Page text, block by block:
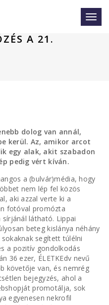
– AVAGY
A 21.
dolog van annál,
kerül. Az, amikor arcot
egy alak, akit szabadon
pedig vért kíván.
a (bulvár)média, hogy
nem lép fel közös
aki azzal verte ki a
fotóval promózta
látható. Lippai
beteg kislánya néhány
segített túlélni
a pozitív gondolkodás
36 ezer, ÉLETKEdv nevű
követője van, és nemrég
bejegyzés, ahol a
promotálja, sok
egyenesen nekrofil